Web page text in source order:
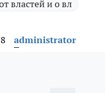
властей и о вл
administrator